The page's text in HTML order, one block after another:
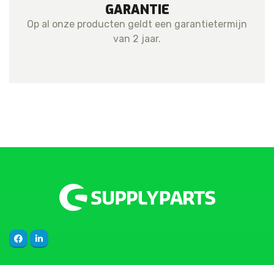
GARANTIE
Op al onze producten geldt een garantietermijn
van 2 jaar.